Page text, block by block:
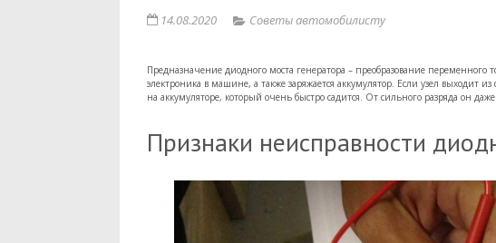
14.08.2020 Советы автомобилисту
Предназначение диодного моста генератора – преобразование переменного
электроника в машине, а также заряжается аккумулятор. Если узел выходит
на аккумуляторе, который очень быстро садится. От сильного разряда он
Признаки неисправности